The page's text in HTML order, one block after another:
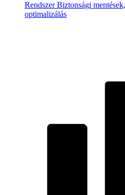
RendszerBiztonsági
optimalizálás